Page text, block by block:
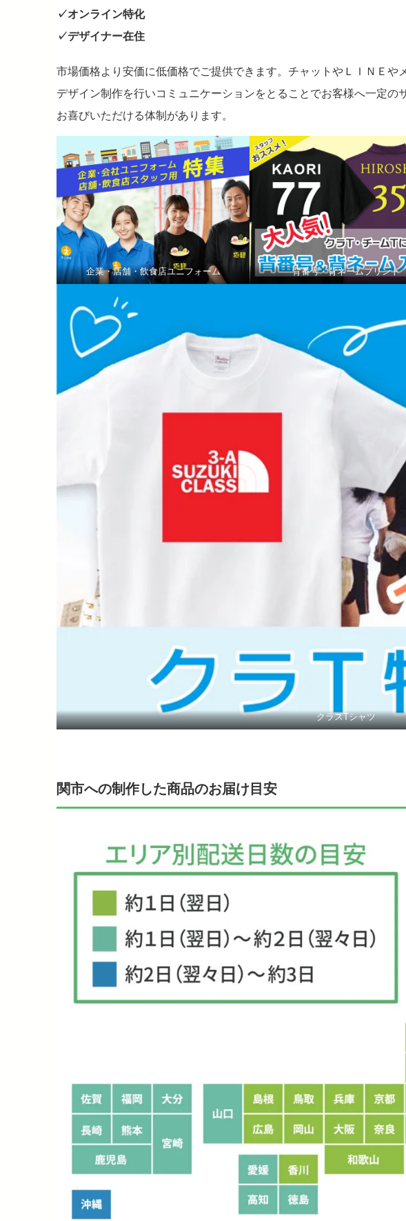
✓オンライン特化
✓デザイナー在住
市場価格より安価に低価格でご提供できます。チャットやＬＩＮＥや
デザイン制作を行いコミュニケーションをとることでお客様へ一定の
お喜びいただける体制があります。
企業・店舗・飲食店ユニフォーム 背番号・背ネームプリント
クラスTシャツ
関市への制作した商品のお届け目安